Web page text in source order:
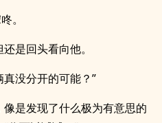
。
是回头看向他。
没分开的可能？”
是发现了什么极为有意思的